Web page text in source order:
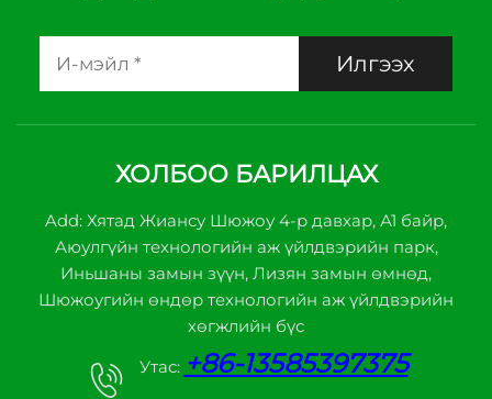
Илгээх
ХОЛБОО БАРИЛЦАХ
Add: Хятад Жиансу Шюжоу 4-р давхар, А1 байр,
Аюулгүйн технологийн аж үйлдвэрийн парк,
Иньшаны замын зүүн, Лизян замын өмнөд,
Шюжоугийн өндөр технологийн аж үйлдвэрийн
хөгжлийн бүс
Утас: +86-13585397375